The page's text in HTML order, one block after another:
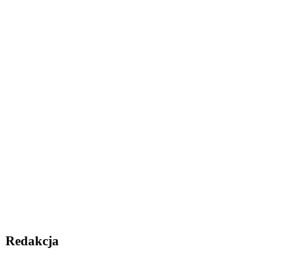
Redakcja